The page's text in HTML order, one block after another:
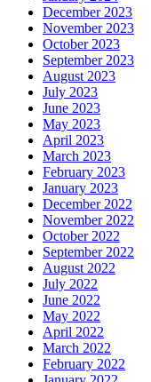
December 2023
November 2023
October 2023
September 2023
August 2023
July 2023
June 2023
May 2023
April 2023
March 2023
February 2023
January 2023
December 2022
November 2022
October 2022
September 2022
August 2022
July 2022
June 2022
May 2022
April 2022
March 2022
February 2022